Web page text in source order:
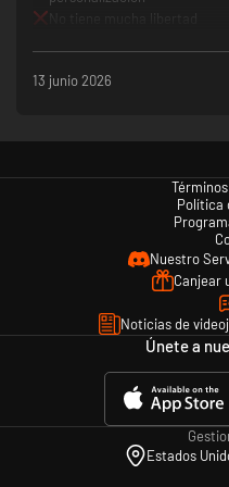
botánica o amantes de lo
alargarán sus visitas, harán
13 junio 2026
Política
Nuestro
Canjear
Noticias de
Únete a
Estados